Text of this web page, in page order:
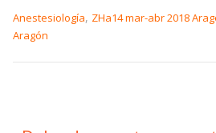
Anestesiología, ZHa14 mar-abr 2018
Aragón